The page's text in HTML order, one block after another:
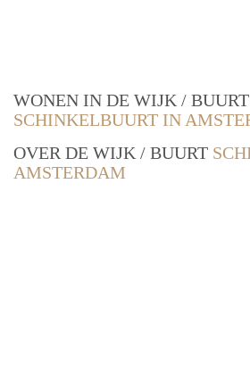
WONEN IN DE WIJK / BUURT
SCHINKELBUURT IN
OVER DE WIJK / BUURT
AMSTERDAM